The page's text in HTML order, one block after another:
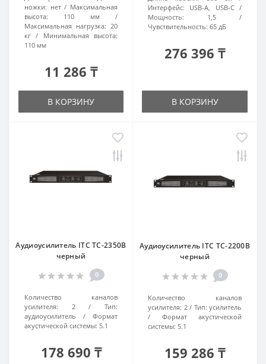
ножки: нет
Максимальная
высота:
110 мм
Максимальная нагрузка: 20
кг
Минимальная высота:
110 мм
11 286 ₸
В КОРЗИНУ
Интерфейс:
USB-A, USB-C
Мощность:
1,5
Чувствительность: 65 дБ
276 396 ₸
В КОРЗИНУ
Аудиоусилитель ITC TC-2350B
черный
0
Количество каналов
усилителя:
2
Тип:
аудиоусилитель
Формат
акустической системы: 5.1
178 690 ₸
Аудиоусилитель ITC TC-2200B
черный
0
Количество каналов
усилителя: 2 Тип: усилитель
Формат акустической
системы: 5.1
159 286 ₸